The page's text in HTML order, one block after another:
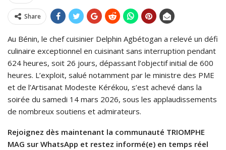
Share
Au Bénin, le chef cuisinier Delphin Agbétogan a relevé un défi
culinaire exceptionnel en cuisinant sans interruption pendant
624 heures, soit 26 jours, dépassant l’objectif initial de 600
heures. L’exploit, salué notamment par le ministre des PME
et de l’Artisanat Modeste Kérékou, s’est achevé dans la
soirée du samedi 14 mars 2026, sous les applaudissements
de nombreux soutiens et admirateurs.
Rejoignez dès maintenant la communauté TRIOMPHE
MAG sur WhatsApp et restez informé(e) en temps réel